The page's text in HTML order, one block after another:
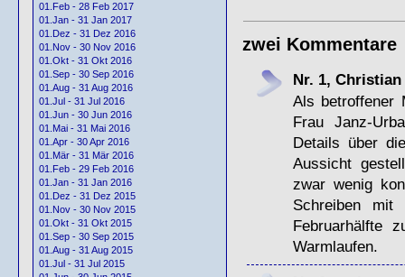
01.Feb - 28 Feb 2017
01.Jan - 31 Jan 2017
01.Dez - 31 Dez 2016
01.Nov - 30 Nov 2016
01.Okt - 31 Okt 2016
01.Sep - 30 Sep 2016
01.Aug - 31 Aug 2016
01.Jul - 31 Jul 2016
01.Jun - 30 Jun 2016
01.Mai - 31 Mai 2016
01.Apr - 30 Apr 2016
01.Mär - 31 Mär 2016
01.Feb - 29 Feb 2016
01.Jan - 31 Jan 2016
01.Dez - 31 Dez 2015
01.Nov - 30 Nov 2015
01.Okt - 31 Okt 2015
01.Sep - 30 Sep 2015
01.Aug - 31 Aug 2015
01.Jul - 31 Jul 2015
zwei Kommentare
Nr. 1, Christian
Als betroffener
Frau Janz-
Details über
Aussicht
zwar wenig
Schreiben mit
Februarhälfte
Warmlaufen.